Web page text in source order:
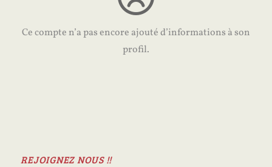
Ce compte n’a pas encore ajouté d’informations à son
profil.
REJOIGNEZ NOUS !!